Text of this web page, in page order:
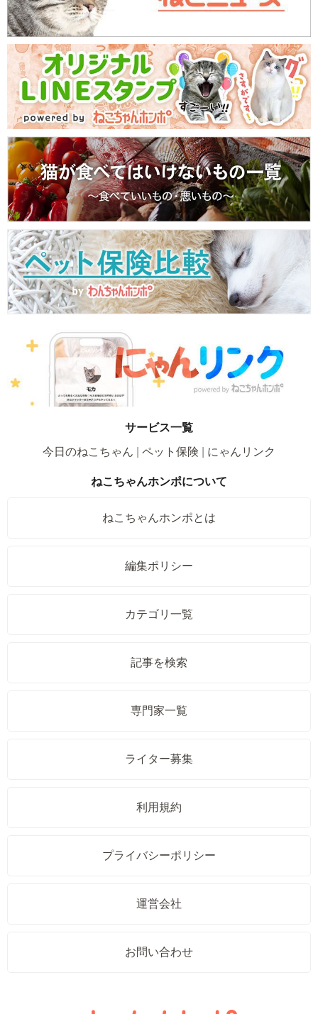
サービス一覧
今日のねこちゃん
ペット保険 にゃんリンク
ねこちゃんホンポについて
ねこちゃんホンポとは
編集ポリシー
カテゴリ一覧
記事を検索
専門家一覧
ライター募集
利用規約
プライバシーポリシー
運営会社
お問い合わせ